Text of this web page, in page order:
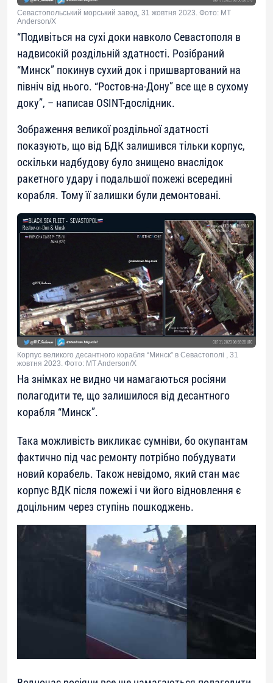
Севастопольський морський завод, 31 жовтня 2023. Фото: MT
Anderson/X
“Подивіться на сухі доки навколо Севастополя в
надвисокій роздільній здатності. Розібраний
“Минск” покинув сухий док і пришвартований на
північ від нього. “Ростов-на-Дону” все ще в сухому
доку”, – написав OSINT-дослідник.
Зображення великої роздільної здатності
показують, що від БДК залишився тільки корпус,
оскільки надбудову було знищено внаслідок
ракетного удару і подальшої пожежі всередині
корабля. Тому її залишки були демонтовані.
Корпус великого десантного корабля “Минск” в Севастополі , 31
жовтня 2023. Фото: MT Anderson/X
На знімках не видно чи намагаються росіяни
полагодити те, що залишилося від десантного
корабля “Минск”.
Така можливість викликає сумніви, бо окупантам
фактично під час ремонту потрібно побудувати
новий корабель. Також невідомо, який стан має
корпус ВДК після пожежі і чи його відновлення є
доцільним через ступінь пошкоджень.